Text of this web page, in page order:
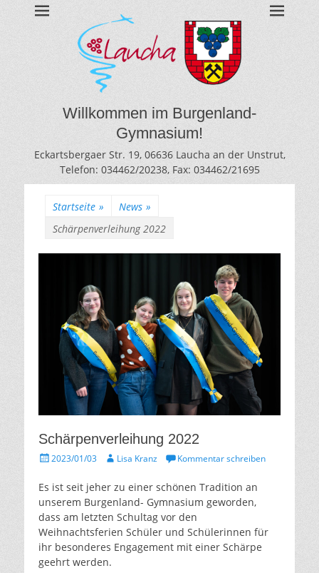
BURGENLAND-
GYMNASIUM
LAUCHA
Gymnasium des Burgenlandkreises / Sachsen-Anhalt
Willkommen im Burgenland-
Gymnasium!
Eckartsbergaer Str. 19, 06636 Laucha an der Unstrut,
Telefon: 034462/20238, Fax: 034462/21695
Startseite » News »
Schärpenverleihung 2022
Schärpenverleihung 2022
Gepostet
2023/01/03 AutorLisa Kranz Kommentar schreiben
Es ist seit jeher zu einer schönen Tradition an
unserem Burgenland- Gymnasium geworden,
dass am letzten Schultag vor den
Weihnachtsferien Schüler und Schülerinnen für
ihr besonderes Engagement mit einer Schärpe
geehrt werden.